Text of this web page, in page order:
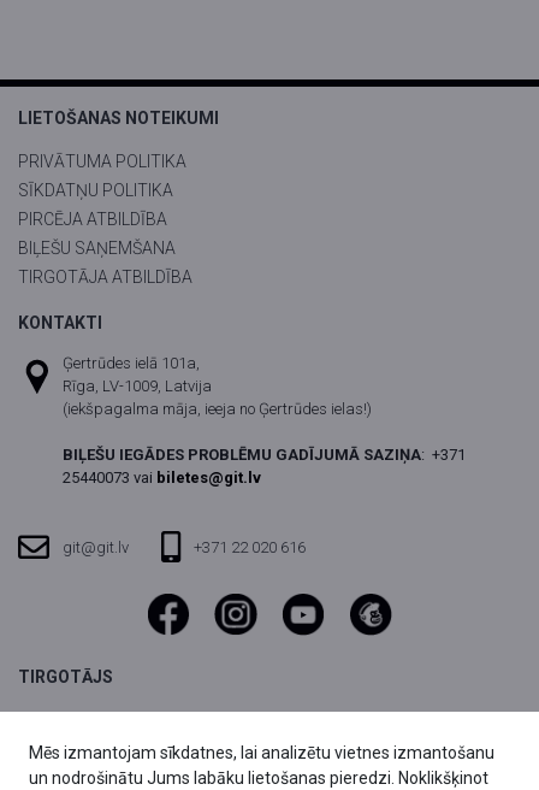
LIETOŠANAS NOTEIKUMI
PRIVĀTUMA POLITIKA
SĪKDATŅU POLITIKA
PIRCĒJA ATBILDĪBA
BIĻEŠU SAŅEMŠANA
TIRGOTĀJA ATBILDĪBA
KONTAKTI
Ģertrūdes ielā 101a,
Rīga, LV-1009, Latvija
(iekšpagalma māja, ieeja no Ģertrūdes ielas!)
BIĻEŠU IEGĀDES PROBLĒMU GADĪJUMĀ SAZIŅA: +371
25440073 vai biletes@git.lv
git@git.lv +371 22 020 616
TIRGOTĀJS
SIA DIVI grupa,
Fridriha Candera iela 1,
Rīga, LV-1046, Latvija
Mēs izmantojam sīkdatnes, lai analizētu vietnes izmantošanu
un nodrošinātu Jums labāku lietošanas pieredzi. Noklikšķinot